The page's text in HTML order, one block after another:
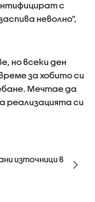
с
неволно”,
но всеки ден
за хобито си
Мечтае да
реализацията си
източници в